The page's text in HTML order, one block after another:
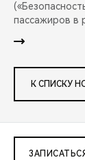
пассажиров в
К СПИСКУ